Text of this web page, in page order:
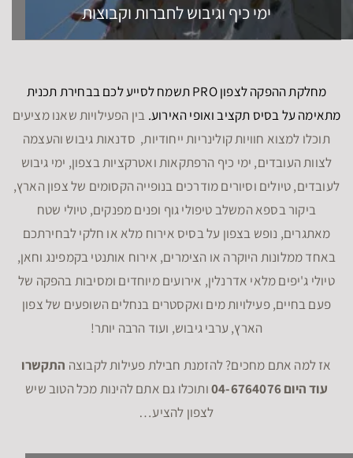
ימי כיף וגיבוש לחברות וקבוצות
מחלקת ההפקה לצפון PRO תשמח לסייע לכם בבחירת תכנית
מתאימה על בסיס תקציב ואופי האירוע. בין הפעילויות שאנו מציעים
תוכלו למצוא חוויות קולינריות ייחודיות, סדנאות גיבוש והעצמה
לצוות העובדים, ימי כיף הרפתקאות ואטרקציות בצפון, ימי גיבוש
לעובדים, טיולים וסיורים מודרכים בנופייה הקסומים של צפון הארץ,
ביקור בספא המשלב טיפולי גוף ופנים מפנקים, טיולי שטח
מאתגרים, נופש בצפון על בסיס אירוח מלא או חלקי לבחירתכם
באחד ממלונות היוקרה או הצימרים, אירוח אותנטי בקמפינג וחאן,
טיולי ג'יפים מלאי אדרנלין, אירועים מיוחדים ומסיבות בהפקה של
פעם בחיים, פעילויות מים ואקסטרים בנחלים השופעים של צפון
הארץ, ערבי גיבוש, ועוד הרבה יותר!
אז למה אתם מחכים? להזמנת חבילת פעילות לקבוצה התקשרו
עוד היום 04-6764076
ותוכלו גם אתם להינות מכל הטוב שיש
לצפון להציע…